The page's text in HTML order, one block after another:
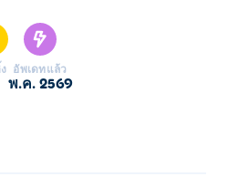
มซนที่ออกค้นหาชีสที่อร่อยที่สุด
นี้ คุณจะต้องวิ่งขึ้นชั้น กระโดด
นตู้เย็น กระโดดจากเครื่องปิ้ง
ะต้องเผชิญกับกับดักที่ซับซ้อน
อัพเดทแล้ว
พ.ค. 2569